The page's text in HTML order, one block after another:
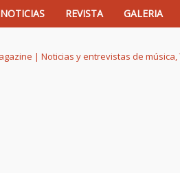
NOTICIAS REVISTA GALERIA